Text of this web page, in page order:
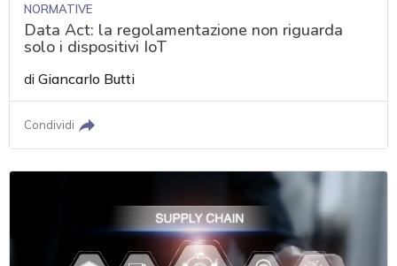
NORMATIVE
Data Act: la regolamentazione non riguarda
solo i dispositivi IoT
diGiancarlo Butti
Condividi